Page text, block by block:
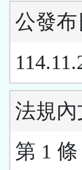
公發布
法規內
第 1 條